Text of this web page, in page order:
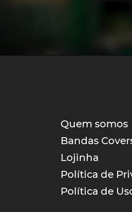
Quem somos
Bandas
Lojinha
Política de
Política de